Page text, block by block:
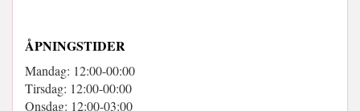
ÅPNINGSTIDER
Mandag: 12:00-00:00
Tirsdag: 12:00-00:00
Onsdag: 12:00-03:00